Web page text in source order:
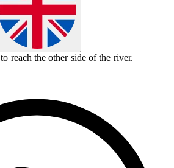
to reach the other side of the river.